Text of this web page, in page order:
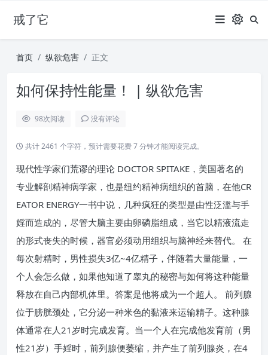
戒了它
首页 纵欲危害 正文
如何保持性能量！ | 纵欲危害
98次阅读 没有评论
共计 2461 个字符，预计需要花费 7 分钟才能阅读完成。
现代性学家们荒谬的理论 DOCTOR SPITAKE，美国著名的
专业解剖精神病学家，也是纽约精神病组织的首脑，在他CR
EATOR ENERGY一书中说，几种疯狂的类型是由性泛滥与手
婬而造成的，尽管大脑主要由卵磷脂组成，当它以精液流走
的形式丧失的时候，器官必须动用组织与脑神经来替代。 在
每次射精时，男性损失3亿~4亿精子，伴随着大量能量，一
个人会怎么做，如果他知道了睾丸的秘密与如何将这种能量
释放在自己内部机体里。答案是他将成为一个超人。 前列腺
位于膀胱颈处，它分泌一种米色的黏液来运输精子。这种腺
体通常在人21岁时完成发育。当一个人在完成他发育前（男
性21岁）手婬时，前列腺便萎缩，并产生了前列腺炎，在4